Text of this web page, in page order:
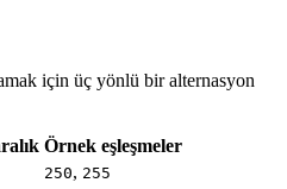
için üç yönlü bir alternasyon
Örnek eşleşmeler
250, 255